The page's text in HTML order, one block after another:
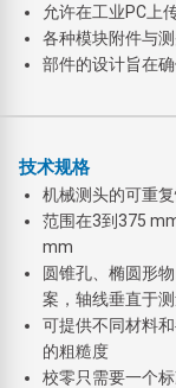
允许在工业PC上
各种模块附件与
部件的设计旨在
技术规格
机械测头的可重
范围在3到375
mm
圆锥孔、椭圆形
案，轴线垂直于
可提供不同材料
的粗糙度
校零只需要一个